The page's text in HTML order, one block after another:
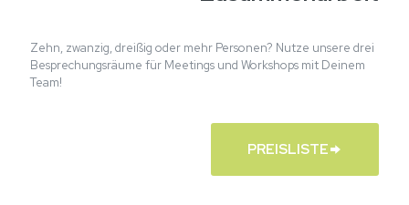
Zehn, zwanzig, dreißig oder mehr Personen? Nutze unsere drei
Besprechungsräume für Meetings und Workshops mit Deinem
Team!
PREISLISTE